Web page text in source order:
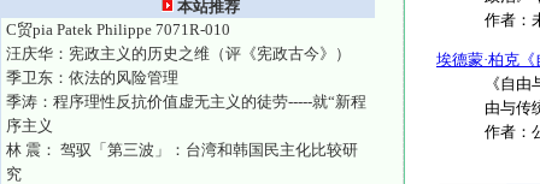
本站推荐
C贸pia Patek Philippe 7071R-010
汪庆华：宪政主义的历史之维（评《宪政古今》）
季卫东：依法的风险管理
季涛：程序理性反抗价值虚无主义的徒劳-----就“新程
序主义
林 震： 驾驭「第三波」：台湾和韩国民主化比较研
究
作者：
埃德蒙·柏克
《自
由与传
作者：